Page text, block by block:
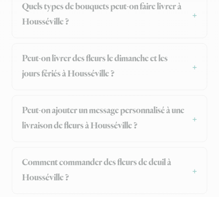
Quels types de bouquets peut-on faire livrer à
Housséville ?
Peut-on livrer des fleurs le dimanche et les
jours fériés à Housséville ?
Peut-on ajouter un message personnalisé à une
livraison de fleurs à Housséville ?
Comment commander des fleurs de deuil à
Housséville ?